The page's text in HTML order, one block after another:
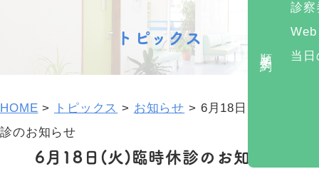
施設基準一覧
院内感染防止対策
順番予約
お知らせ
循環器内科
小児科
生活習慣病
花粉症、アレルギー
特定健診
胃内視鏡検査・胃がんリスク検診
風しん抗体検査
トピックス
HOME > トピックス > お知らせ > 6月18日(火)臨時休
診のお知らせ
6月18日(火)臨時休診のお知らせ
診察
当